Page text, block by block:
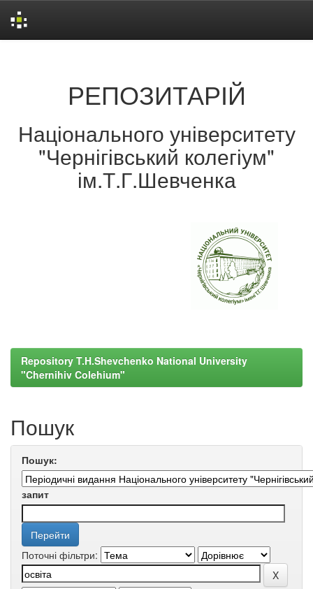
РЕПОЗИТАРІЙ
Національного університету
"Чернігівський колегіум"
ім.Т.Г.Шевченка
Repository T.H.Shevchenko National University
"Chernihiv Colehium"
Пошук
Пошук:
запит
Поточні фільтри: